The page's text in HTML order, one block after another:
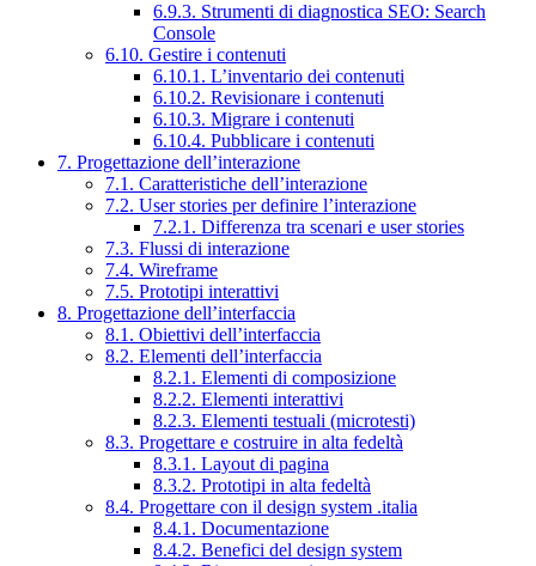
6.9.3. Strumenti di diagnostica SEO: Search
Console
6.10. Gestire i contenuti
6.10.1. L’inventario dei contenuti
6.10.2. Revisionare i contenuti
6.10.3. Migrare i contenuti
6.10.4. Pubblicare i contenuti
7. Progettazione dell’interazione
7.1. Caratteristiche dell’interazione
7.2. User stories per definire l’interazione
7.2.1. Differenza tra scenari e user stories
7.3. Flussi di interazione
7.4. Wireframe
7.5. Prototipi interattivi
8. Progettazione dell’interfaccia
8.1. Obiettivi dell’interfaccia
8.2. Elementi dell’interfaccia
8.2.1. Elementi di composizione
8.2.2. Elementi interattivi
8.2.3. Elementi testuali (microtesti)
8.3. Progettare e costruire in alta fedeltà
8.3.1. Layout di pagina
8.3.2. Prototipi in alta fedeltà
8.4. Progettare con il design system .italia
8.4.1. Documentazione
8.4.2. Benefici del design system